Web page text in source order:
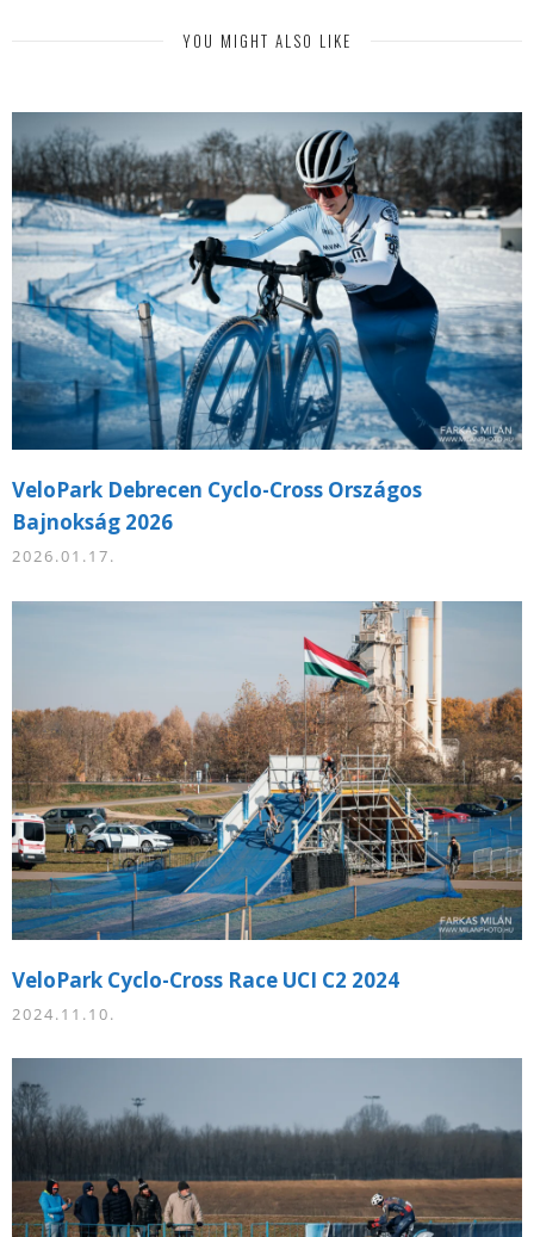
YOU MIGHT ALSO LIKE
VeloPark Debrecen Cyclo-Cross Országos
Bajnokság 2026
2026.01.17.
VeloPark Cyclo-Cross Race UCI C2 2024
2024.11.10.